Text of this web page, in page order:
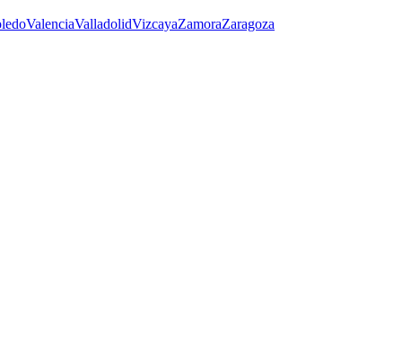
ValenciaValladolidVizcayaZamoraZaragoza